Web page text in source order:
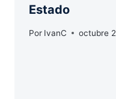
Estado
Por IvanC octubre